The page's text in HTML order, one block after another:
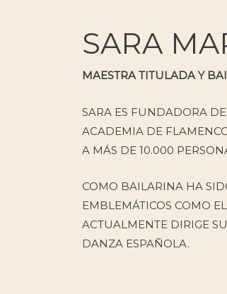
SARA
MAESTRA TITULADA Y
SARA ES FUNDADORA DE
ACADEMIA DE
A MÁS DE 10.000
COMO BAILARINA HA
EMBLEMÁTICOS COMO
ACTUALMENTE DIRIGE
DANZA ESPAÑOLA.